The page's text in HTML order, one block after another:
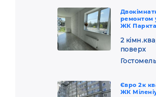
ремонтом
ЖК
2
поверх
Євро 2к
ЖК